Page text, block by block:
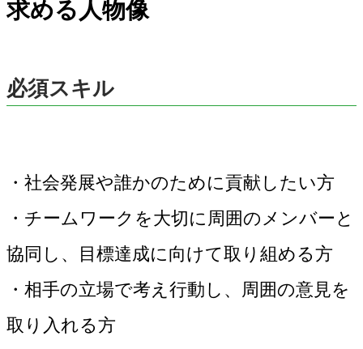
求める人物像
必須スキル
・社会発展や誰かのために貢献したい方
・チームワークを大切に周囲のメンバーと
協同し、目標達成に向けて取り組める方
・相手の立場で考え行動し、周囲の意見を
取り入れる方